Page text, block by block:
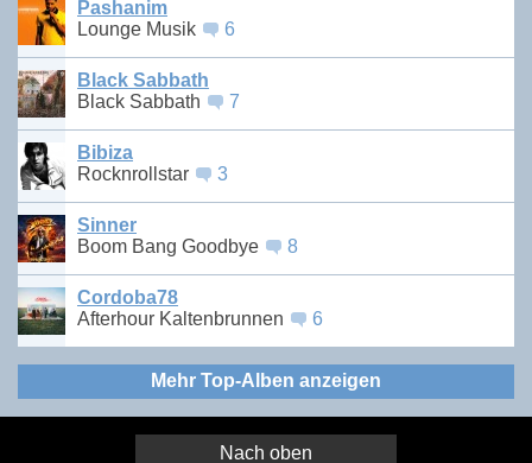
Pashanim
Lounge Musik
6
Black Sabbath
Black Sabbath
7
Bibiza
Rocknrollstar
3
Sinner
Boom Bang Goodbye
8
Cordoba78
Afterhour Kaltenbrunnen
6
Mehr Top-Alben anzeigen
Nach oben